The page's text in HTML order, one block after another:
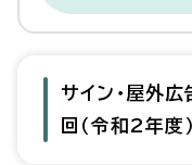
サイン・屋外
回（令和2年度